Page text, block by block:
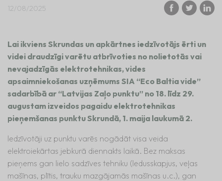
12/08/2025
Lai ikviens Skrundas un apkārtnes iedzīvotājs ērti un
videi draudzīgi varētu atbrīvoties no nolietotās vai
nevajadzīgās elektrotehnikas, vides
apsaimniekošanas uzņēmums SIA “Eco Baltia vide”
sadarbībā ar “Latvijas Zaļo punktu” no 18. līdz 29.
augustam izveidos pagaidu elektrotehnikas
pieņemšanas punktu Skrundā, 1. maija laukumā 2.
Iedzīvotāji uz punktu varēs nogādāt visa veida
elektroiekārtas jebkurā diennakts laikā. Bez maksas
pieņems gan lielo sadzīves tehniku (ledusskapjus, veļas
mašīnas, plītis, trauku mazgājamās mašīnas u.c.), gan